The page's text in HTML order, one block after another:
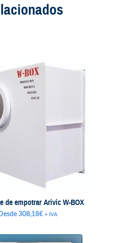
de empotrar Arivic W-BOX
308,18€ + IVA